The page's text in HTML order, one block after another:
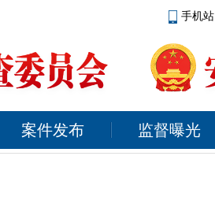
手机站
案件发布 监督曝光